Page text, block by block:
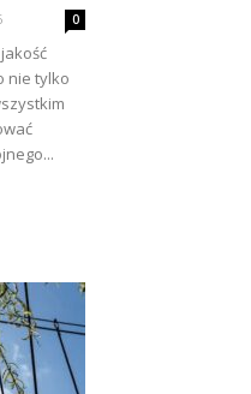
0
nie tylko